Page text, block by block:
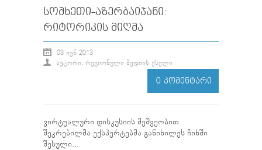
ᲡᲝᲛᲮᲔᲗᲘ-ᲐᲖᲔᲠᲑᲐᲘᲯᲐᲜᲘ:
ᲠᲘᲢᲝᲠᲘᲙᲘᲡ ᲛᲘᲦᲛᲐ
03 ᲘᲕᲜ 2013
ᲐᲕᲢᲝᲠᲘ: ᲠᲔᲒᲘᲝᲜᲣᲚᲘ ᲛᲔᲓᲘᲘᲡ ᲥᲡᲔᲚᲘ
0 ᲙᲝᲛᲔᲜᲢᲐᲠᲘ
ვირტუალური დისკუსიის მეშვეობით
შეკრებილმა ექსპერტებმა განიხილეს ჩიხში
შესული...